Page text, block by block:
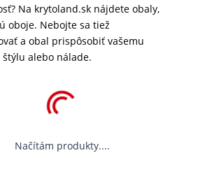
Na krytoland.sk nájdete obaly,
oboje. Nebojte sa tiež
a obal prispôsobiť vašemu
alebo nálade.
Načítám produkty....